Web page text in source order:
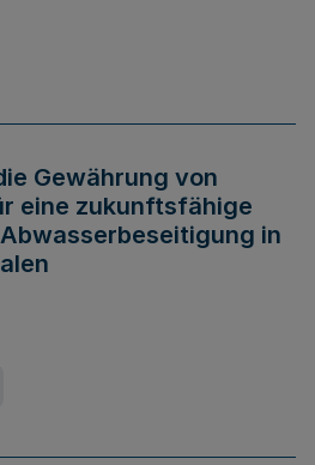
Gewährung von
eine zukunftsfähige
in